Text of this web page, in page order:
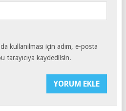
kullanılması için adım, e-posta
tarayıcıya kaydedilsin.